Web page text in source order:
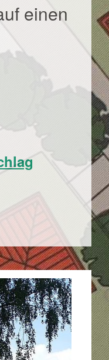
einen